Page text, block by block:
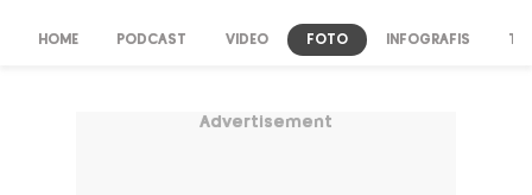
HOME PODCAST VIDEO FOTO INFOGRAFIS TV
Advertisement